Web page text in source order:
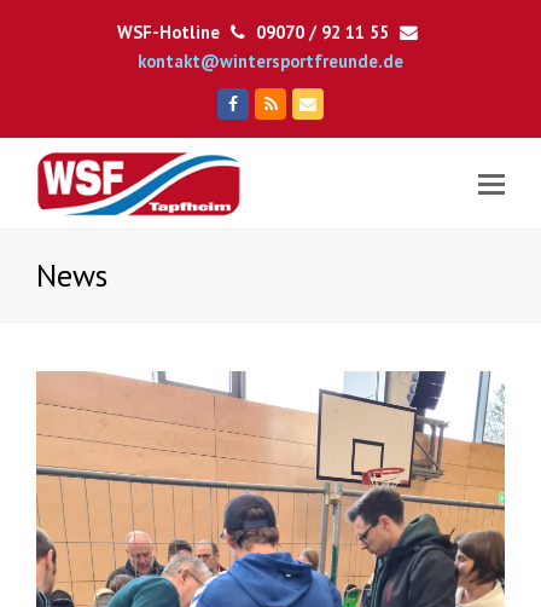
WSF-Hotline
09070 / 92 11 55
kontakt@wintersportfreunde.de
Facebook
RSS E-
Mail
News